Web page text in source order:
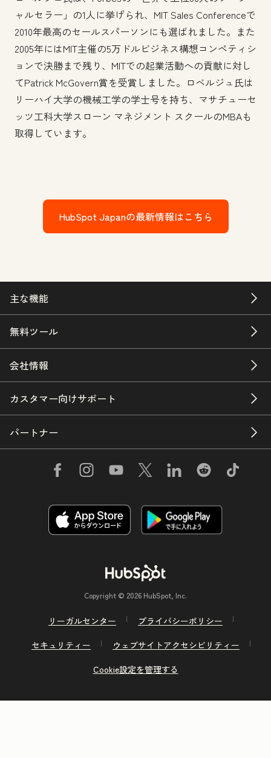
ャルセラー」の1人に挙げられ、MIT Sales Conferenceで
2010年最高のセールスパーソンにも選ばれました。また
2005年にはMIT主催の5万ドルビジネス構想コンペティシ
ョンで決勝まで残り、MITでの起業活動への貢献に対し
てPatrick McGovern賞を受賞しました。ロベルジュ氏は
リーハイ大学の機械工学の学士号を持ち、マサチューセ
ッツ工科大学スローン マネジメント スクールのMBAも
取得しています。
HubSpot Japanの最新情報はこちら
主な機能
無料ツール
会社情報
カスタマー向けサポート
パートナー
Copyright © 2026 HubSpot, Inc.
リーガルセンター
プライバシーポリシー
セキュリティー
ウェブサイトアクセシビリティー
Cookie設定を管理する